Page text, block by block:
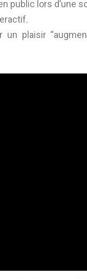
public lors d’une
un plaisir